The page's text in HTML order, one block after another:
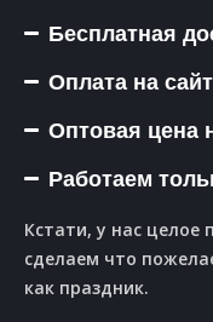
Бесплатная
Оплата на
Оптовая цена
Работаем
Кстати, у нас целое
сделаем что
как праздник.